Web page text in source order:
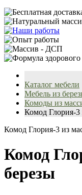
Каталог мебели
Мебель из
Комоды из
Комод Глория-3
Комод Глория-3 из
Комод
березы